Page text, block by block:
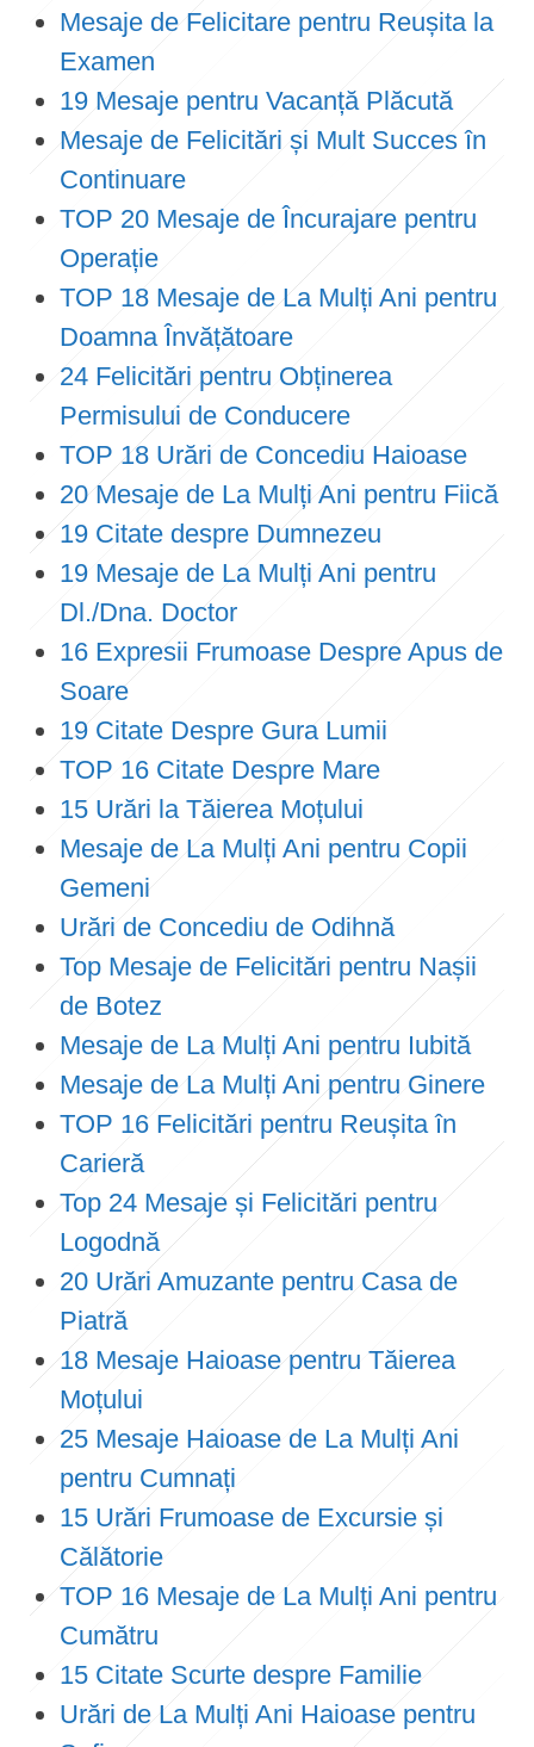
Mesaje de Felicitare pentru Reușita la
Examen
19 Mesaje pentru Vacanță Plăcută
Mesaje de Felicitări și Mult Succes în
Continuare
TOP 20 Mesaje de Încurajare pentru
Operație
TOP 18 Mesaje de La Mulți Ani pentru
Doamna Învățătoare
24 Felicitări pentru Obținerea
Permisului de Conducere
TOP 18 Urări de Concediu Haioase
20 Mesaje de La Mulți Ani pentru Fiică
19 Citate despre Dumnezeu
19 Mesaje de La Mulți Ani pentru
Dl./Dna. Doctor
16 Expresii Frumoase Despre Apus de
Soare
19 Citate Despre Gura Lumii
TOP 16 Citate Despre Mare
15 Urări la Tăierea Moțului
Mesaje de La Mulți Ani pentru Copii
Gemeni
Urări de Concediu de Odihnă
Top Mesaje de Felicitări pentru Nașii
de Botez
Mesaje de La Mulți Ani pentru Iubită
Mesaje de La Mulți Ani pentru Ginere
TOP 16 Felicitări pentru Reușita în
Carieră
Top 24 Mesaje și Felicitări pentru
Logodnă
20 Urări Amuzante pentru Casa de
Piatră
18 Mesaje Haioase pentru Tăierea
Moțului
25 Mesaje Haioase de La Mulți Ani
pentru Cumnați
15 Urări Frumoase de Excursie și
Călătorie
TOP 16 Mesaje de La Mulți Ani pentru
Cumătru
15 Citate Scurte despre Familie
Urări de La Mulți Ani Haioase pentru